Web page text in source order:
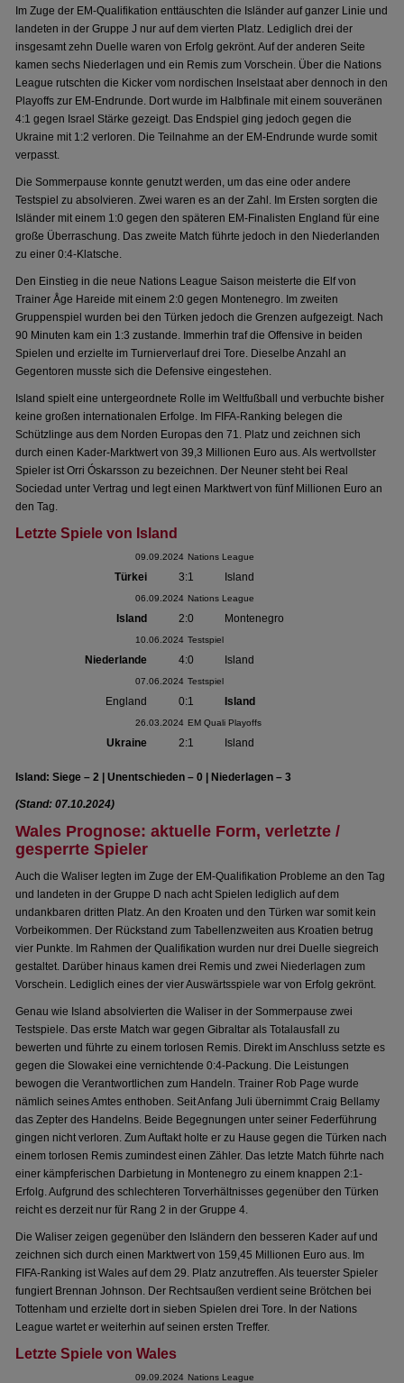
Im Zuge der EM-Qualifikation enttäuschten die Isländer auf ganzer Linie und
landeten in der Gruppe J nur auf dem vierten Platz. Lediglich drei der
insgesamt zehn Duelle waren von Erfolg gekrönt. Auf der anderen Seite
kamen sechs Niederlagen und ein Remis zum Vorschein. Über die Nations
League rutschten die Kicker vom nordischen Inselstaat aber dennoch in den
Playoffs zur EM-Endrunde. Dort wurde im Halbfinale mit einem souveränen
4:1 gegen Israel Stärke gezeigt. Das Endspiel ging jedoch gegen die
Ukraine mit 1:2 verloren. Die Teilnahme an der EM-Endrunde wurde somit
verpasst.
Die Sommerpause konnte genutzt werden, um das eine oder andere
Testspiel zu absolvieren. Zwei waren es an der Zahl. Im Ersten sorgten die
Isländer mit einem 1:0 gegen den späteren EM-Finalisten England für eine
große Überraschung. Das zweite Match führte jedoch in den Niederlanden
zu einer 0:4-Klatsche.
Den Einstieg in die neue Nations League Saison meisterte die Elf von
Trainer Åge Hareide mit einem 2:0 gegen Montenegro. Im zweiten
Gruppenspiel wurden bei den Türken jedoch die Grenzen aufgezeigt. Nach
90 Minuten kam ein 1:3 zustande. Immerhin traf die Offensive in beiden
Spielen und erzielte im Turnierverlauf drei Tore. Dieselbe Anzahl an
Gegentoren musste sich die Defensive eingestehen.
Island spielt eine untergeordnete Rolle im Weltfußball und verbuchte bisher
keine großen internationalen Erfolge. Im FIFA-Ranking belegen die
Schützlinge aus dem Norden Europas den 71. Platz und zeichnen sich
durch einen Kader-Marktwert von 39,3 Millionen Euro aus. Als wertvollster
Spieler ist Orri Óskarsson zu bezeichnen. Der Neuner steht bei Real
Sociedad unter Vertrag und legt einen Marktwert von fünf Millionen Euro an
den Tag.
Letzte Spiele von Island
09.09.2024 Nations League
Türkei 3:1 Island
06.09.2024 Nations League
Island 2:0 Montenegro
10.06.2024 Testspiel
Niederlande 4:0 Island
07.06.2024 Testspiel
England 0:1 Island
26.03.2024 EM Quali Playoffs
Ukraine 2:1 Island
Island: Siege – 2 | Unentschieden – 0 | Niederlagen – 3
(Stand: 07.10.2024)
Wales Prognose: aktuelle Form, verletzte /
gesperrte Spieler
Auch die Waliser legten im Zuge der EM-Qualifikation Probleme an den Tag
und landeten in der Gruppe D nach acht Spielen lediglich auf dem
undankbaren dritten Platz. An den Kroaten und den Türken war somit kein
Vorbeikommen. Der Rückstand zum Tabellenzweiten aus Kroatien betrug
vier Punkte. Im Rahmen der Qualifikation wurden nur drei Duelle siegreich
gestaltet. Darüber hinaus kamen drei Remis und zwei Niederlagen zum
Vorschein. Lediglich eines der vier Auswärtsspiele war von Erfolg gekrönt.
Genau wie Island absolvierten die Waliser in der Sommerpause zwei
Testspiele. Das erste Match war gegen Gibraltar als Totalausfall zu
bewerten und führte zu einem torlosen Remis. Direkt im Anschluss setzte es
gegen die Slowakei eine vernichtende 0:4-Packung. Die Leistungen
bewogen die Verantwortlichen zum Handeln. Trainer Rob Page wurde
nämlich seines Amtes enthoben. Seit Anfang Juli übernimmt Craig Bellamy
das Zepter des Handelns. Beide Begegnungen unter seiner Federführung
gingen nicht verloren. Zum Auftakt holte er zu Hause gegen die Türken nach
einem torlosen Remis zumindest einen Zähler. Das letzte Match führte nach
einer kämpferischen Darbietung in Montenegro zu einem knappen 2:1-
Erfolg. Aufgrund des schlechteren Torverhältnisses gegenüber den Türken
reicht es derzeit nur für Rang 2 in der Gruppe 4.
Die Waliser zeigen gegenüber den Isländern den besseren Kader auf und
zeichnen sich durch einen Marktwert von 159,45 Millionen Euro aus. Im
FIFA-Ranking ist Wales auf dem 29. Platz anzutreffen. Als teuerster Spieler
fungiert Brennan Johnson. Der Rechtsaußen verdient seine Brötchen bei
Tottenham und erzielte dort in sieben Spielen drei Tore. In der Nations
League wartet er weiterhin auf seinen ersten Treffer.
Letzte Spiele von Wales
09.09.2024 Nations League